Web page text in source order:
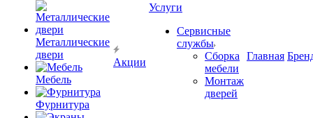
Металлические
двери
Мебель
Фурнитура
Акции
Услуги
Сервисные
службы
Сборка
мебели
Монтаж
дверей
Главная